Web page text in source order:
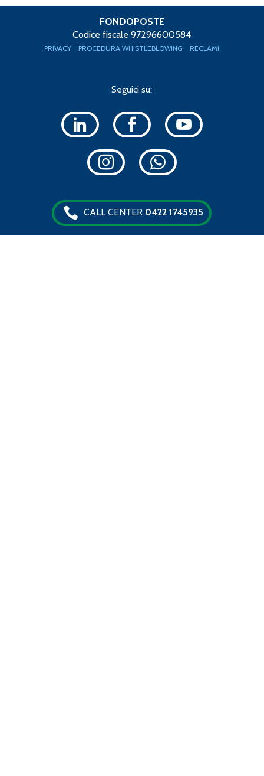
FONDOPOSTE
Codice fiscale 97296600584
PRIVACY PROCEDURA WHISTLEBLOWING RECLAMI
Seguici su:
CALL CENTER 0422 1745935